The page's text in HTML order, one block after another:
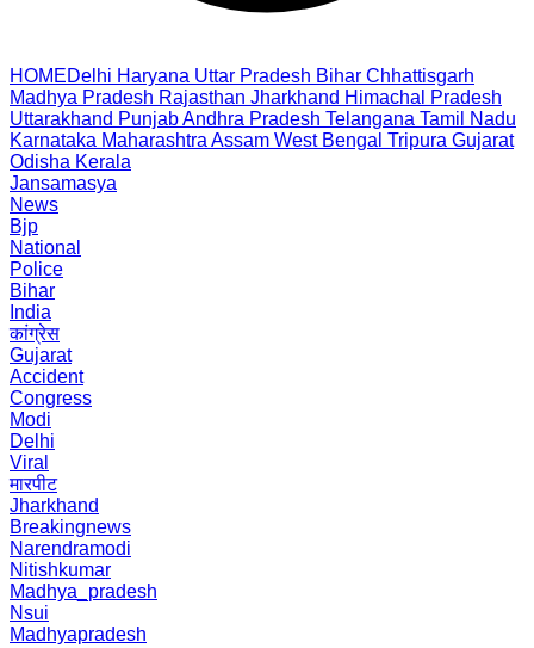
HOMEDelhi Haryana Uttar Pradesh Bihar Chhattisgarh
Madhya Pradesh Rajasthan Jharkhand Himachal Pradesh
Uttarakhand PunjabAndhra Pradesh Telangana Tamil Nadu
Karnataka Maharashtra Assam West Bengal Tripura Gujarat
Odisha Kerala
Jansamasya
News
Bjp
National
Police
Bihar
India
कांग्रेस
Gujarat
Accident
Congress
Modi
Delhi
Viral
मारपीट
Jharkhand
Breakingnews
Narendramodi
Nitishkumar
Madhya_pradesh
Nsui
Madhyapradesh